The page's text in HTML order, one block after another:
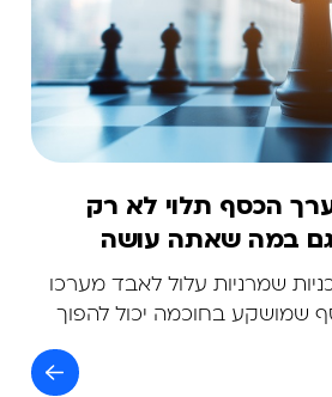
ערך הכסף תלוי לא רק
גם במה שאתה עושה
איתושמרניות עלול לאבד מערכו
שמושקע בחוכמה יכול להפוך